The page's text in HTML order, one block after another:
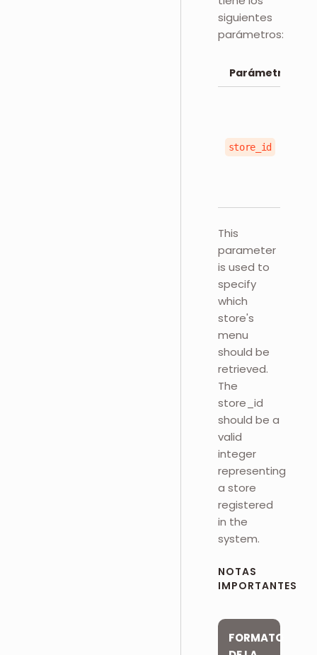
siguientes
parámetros:
Parámetro
store_id
This
parameter
is used to
specify
which
store's
menu
should be
retrieved.
The
store_id
should be a
valid
integer
representing
a store
registered
in the
system.
NOTAS
IMPORTANTES
FORMATO